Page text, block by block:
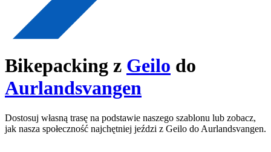
Bikepacking z Geilo do
Aurlandsvangen
Dostosuj własną trasę na podstawie naszego szablonu lub zobacz,
jak nasza społeczność najchętniej jeździ z Geilo do Aurlandsvangen.